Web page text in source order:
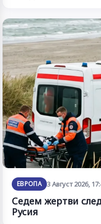
ЕВРОПА 3 Август 2026,
Седем жертви
Русия